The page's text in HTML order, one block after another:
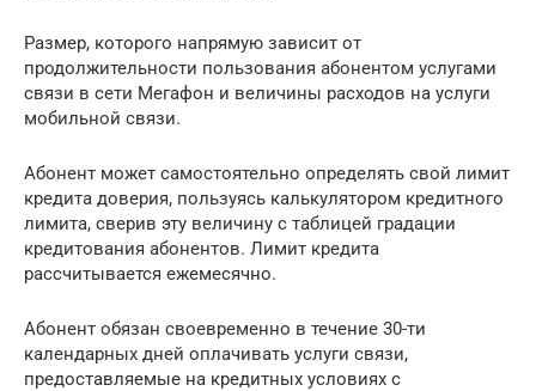
Размер, которого напрямую зависит от
продолжительности пользования абонентом услугами
связи в сети Мегафон и величины расходов на услуги
мобильной связи.
Абонент может самостоятельно определять свой лимит
кредита доверия, пользуясь калькулятором кредитного
лимита, сверив эту величину с таблицей градации
кредитования абонентов. Лимит кредита
рассчитывается ежемесячно.
Абонент обязан своевременно в течение 30-ти
календарных дней оплачивать услуги связи,
предоставляемые на кредитных условиях с